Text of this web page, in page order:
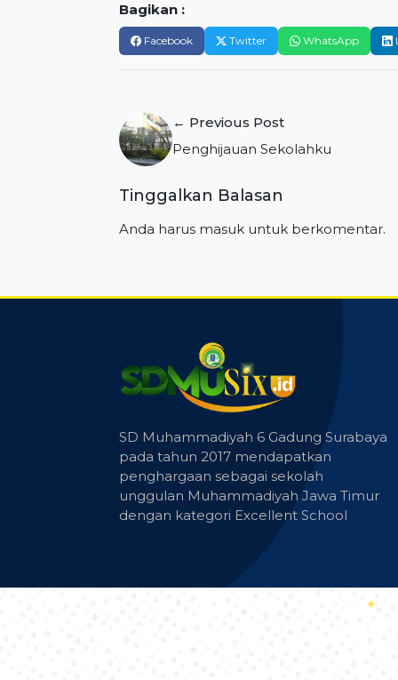
Bagikan :
Facebook Twitter WhatsApp
Navigasi
pos
← Previous Post
Penghijauan Sekolahku
Tinggalkan Balasan
Anda harus masuk untuk berkomentar.
SD Muhammadiyah 6 Gadung Surabaya
pada tahun 2017 mendapatkan
penghargaan sebagai sekolah
unggulan Muhammadiyah Jawa Timur
dengan kategori Excellent School